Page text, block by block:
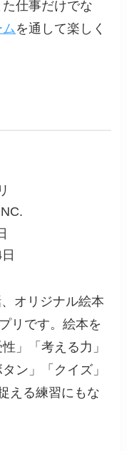
仕事だけでな
ムを通して楽しく
オリジナル絵本
リです。絵本を
」「考える力」
ン」「クイズ」
える練習にもな